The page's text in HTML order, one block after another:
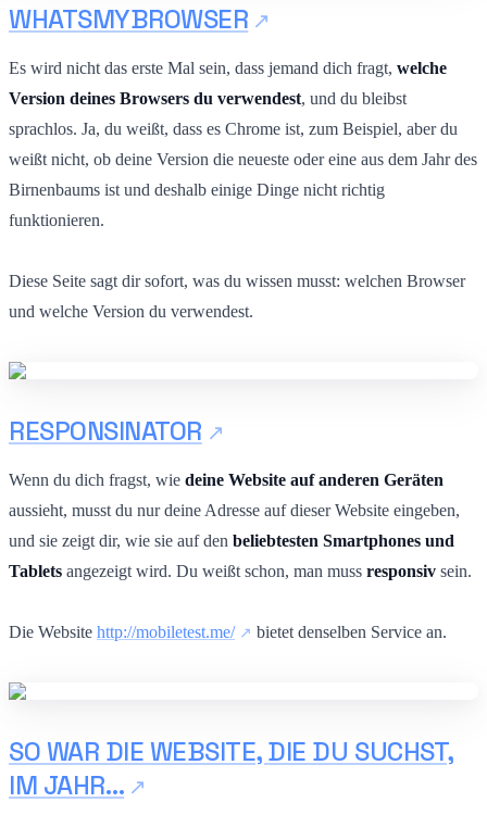
WHATSMYBROWSER
Es wird nicht das erste Mal sein, dass jemand dich fragt, welche
Version deines Browsers du verwendest, und du bleibst
sprachlos. Ja, du weißt, dass es Chrome ist, zum Beispiel, aber du
weißt nicht, ob deine Version die neueste oder eine aus dem Jahr des
Birnenbaums ist und deshalb einige Dinge nicht richtig
funktionieren.
Diese Seite sagt dir sofort, was du wissen musst: welchen Browser
und welche Version du verwendest.
RESPONSINATOR
Wenn du dich fragst, wie deine Website auf anderen Geräten
aussieht, musst du nur deine Adresse auf dieser Website eingeben,
und sie zeigt dir, wie sie auf den beliebtesten Smartphones und
Tablets angezeigt wird. Du weißt schon, man muss responsiv sein.
Die Website http://mobiletest.me/ bietet denselben Service an.
SO WAR DIE WEBSITE, DIE DU SUCHST,
IM JAHR…